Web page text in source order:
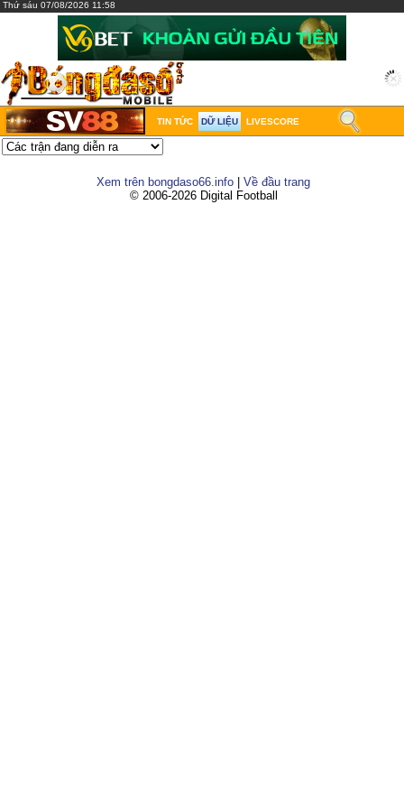
Thứ sáu 07/08/2026 11:58
TIN TỨC DỮ LIỆU LIVESCORE
Xem trên bongdaso66.info
Về đầu trang
© 2006-2026 Digital Football